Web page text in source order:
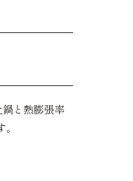
と熱膨張率